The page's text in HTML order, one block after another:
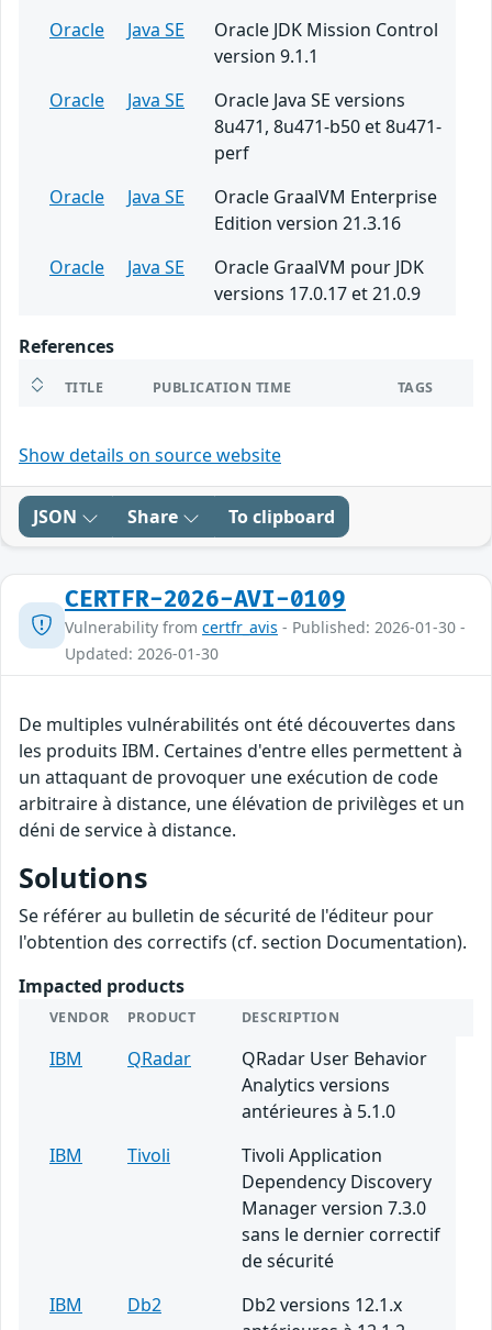
Oracle
Java SE
Oracle JDK Mission Control
version 9.1.1
Oracle
Java SE
Oracle Java SE versions
8u471, 8u471-b50 et 8u471-
perf
Oracle
Java SE
Oracle GraalVM Enterprise
Edition version 21.3.16
Oracle
Java SE
Oracle GraalVM pour JDK
versions 17.0.17 et 21.0.9
References
TITLE PUBLICATION TIME TAGS
Show details on source website
JSON Share To clipboard
CERTFR-2026-AVI-0109
Vulnerability from certfr_avis - Published: 2026-01-30 -
Updated: 2026-01-30
De multiples vulnérabilités ont été découvertes dans
les produits IBM. Certaines d'entre elles permettent à
un attaquant de provoquer une exécution de code
arbitraire à distance, une élévation de privilèges et un
déni de service à distance.
Solutions
Se référer au bulletin de sécurité de l'éditeur pour
l'obtention des correctifs (cf. section Documentation).
Impacted products
VENDOR PRODUCT DESCRIPTION
IBM QRadar
QRadar User Behavior
Analytics versions
antérieures à 5.1.0
IBM
Tivoli
Tivoli Application
Dependency Discovery
Manager version 7.3.0
sans le dernier correctif
de sécurité
IBM
Db2
Db2 versions 12.1.x